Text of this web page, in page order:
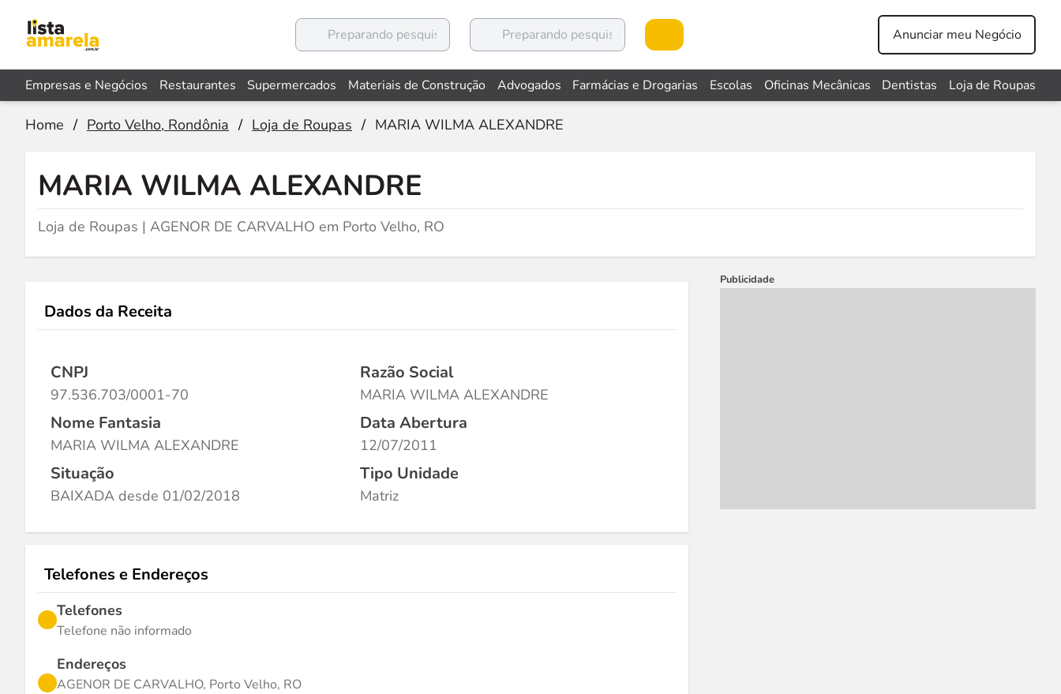
Anunciar meu Negócio
Empresas e Negócios Restaurantes Supermercados Materiais de Construção Advogados Farmácias e Drogarias Escolas Oficinas Mecânicas Dentistas Loja de Roupas
Home / Porto Velho, Rondônia / Loja de Roupas / MARIA WILMA ALEXANDRE
MARIA WILMA ALEXANDRE
Loja de Roupas | AGENOR DE CARVALHO em Porto Velho, RO
Dados da Receita
CNPJ
97.536.703/0001-70
Razão Social
MARIA WILMA ALEXANDRE
Nome Fantasia
MARIA WILMA ALEXANDRE
Data Abertura
12/07/2011
Situação
BAIXADA desde 01/02/2018
Tipo Unidade
Matriz
Telefones e Endereços
Telefones
Telefone não informado
Endereços
AGENOR DE CARVALHO, Porto Velho, RO
Publicidade